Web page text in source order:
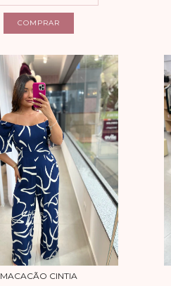
COMPRAR
MACACÃO CINTIA